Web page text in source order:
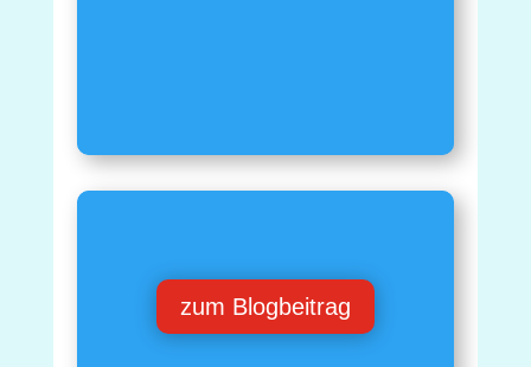
zum Blogbeitrag